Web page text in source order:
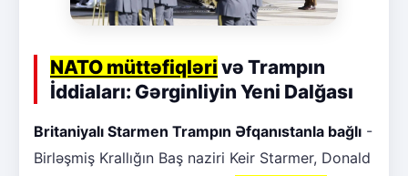
NATO müttəfiqləri və Trampın
İddiaları: Gərginliyin Yeni Dalğası
Britaniyalı Starmen Trampın Əfqanıstanla bağlı -
Birləşmiş Krallığın Baş naziri Keir Starmer, Donald